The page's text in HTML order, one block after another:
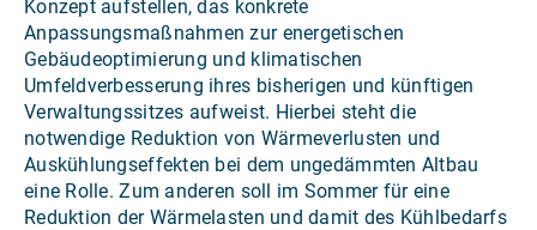
Konzept aufstellen, das konkrete
Anpassungsmaßnahmen zur energetischen
Gebäudeoptimierung und klimatischen
Umfeldverbesserung ihres bisherigen und künftigen
Verwaltungssitzes aufweist. Hierbei steht die
notwendige Reduktion von Wärmeverlusten und
Auskühlungseffekten bei dem ungedämmten Altbau
eine Rolle. Zum anderen soll im Sommer für eine
Reduktion der Wärmelasten und damit des Kühlbedarfs